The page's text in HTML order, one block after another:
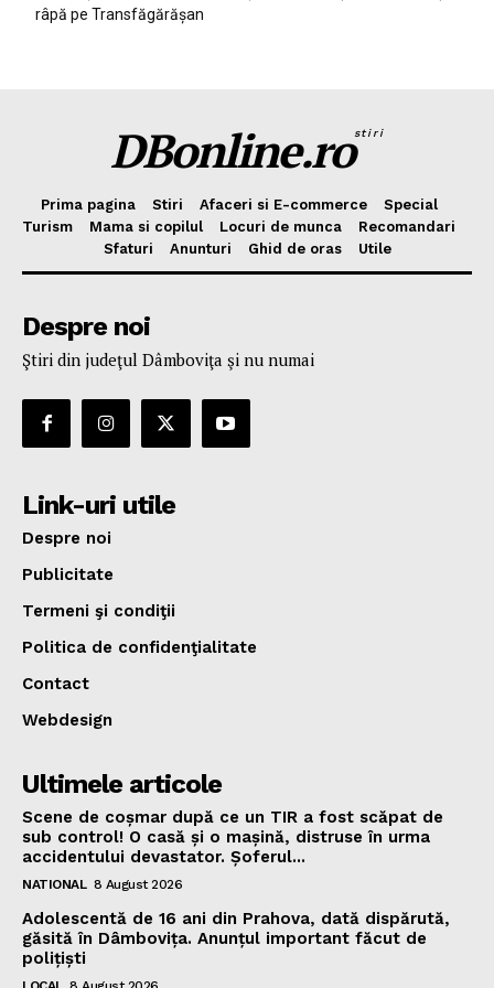
râpă pe Transfăgărășan
DBonline.rostiri
Prima pagina Stiri Afaceri si E-commerce
Special
Turism
Mama si copilul Locuri de munca
Recomandari
Sfaturi
Anunturi Ghid de oras Utile
Despre noi
Ştiri din judeţul Dâmboviţa şi nu numai
Link-uri utile
Despre noi
Publicitate
Termeni şi condiţii
Politica de confidenţialitate
Contact
Webdesign
Ultimele articole
Scene de coșmar după ce un TIR a fost scăpat de
sub control! O casă și o mașină, distruse în urma
accidentului devastator. Șoferul...
NATIONAL 8 August 2026
Adolescentă de 16 ani din Prahova, dată dispărută,
găsită în Dâmbovița. Anunțul important făcut de
polițiști